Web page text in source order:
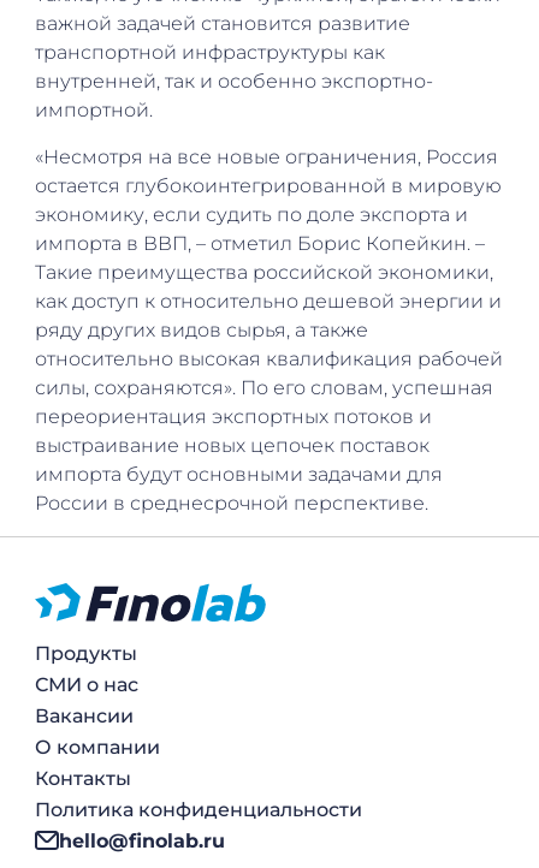
важной задачей становится развитие
транспортной инфраструктуры как
внутренней, так и особенно экспортно-
импортной.
«Несмотря на все новые ограничения, Россия
остается глубокоинтегрированной в мировую
экономику, если судить по доле экспорта и
импорта в ВВП, – отметил Борис Копейкин. –
Такие преимущества российской экономики,
как доступ к относительно дешевой энергии и
ряду других видов сырья, а также
относительно высокая квалификация рабочей
силы, сохраняются». По его словам, успешная
переориентация экспортных потоков и
выстраивание новых цепочек поставок
импорта будут основными задачами для
России в среднесрочной перспективе.
Продукты
СМИ о нас
Вакансии
О компании
Контакты
Политика конфиденциальности
hello@finolab.ru